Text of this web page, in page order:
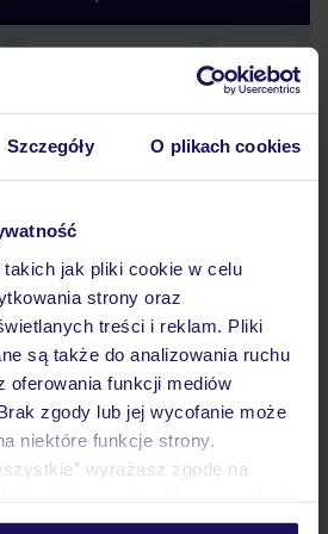
Szczegóły O plikach cookies
jak pliki cookie w celu
strony oraz
treści i reklam. Pliki
są także do analizowania ruchu
oferowania funkcji mediów
zgody lub jej wycofanie może
niektóre funkcje strony.
wyrażasz zgodę na
wchodząc w zakładkę
Największe biuro
podróży w Polsce
30 lat w